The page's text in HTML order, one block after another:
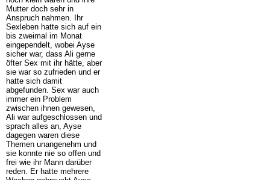
Mutter doch sehr in
Anspruch nahmen. Ihr
Sexleben hatte sich auf ein
bis zweimal im Monat
eingependelt, wobei Ayse
sicher war, dass Ali gerne
öfter Sex mit ihr hätte, aber
sie war so zufrieden und er
hatte sich damit
abgefunden. Sex war auch
immer ein Problem
zwischen ihnen gewesen,
Ali war aufgeschlossen und
sprach alles an, Ayse
dagegen waren diese
Themen unangenehm und
sie konnte nie so offen und
frei wie ihr Mann darüber
reden. Er hatte mehrere